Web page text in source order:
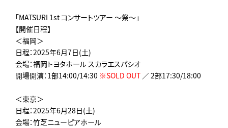
「MATSURI 1st コンサートツアー ～祭～」
【開催日程】
＜福岡＞
日程：2025年6月7日(土)
会場：福岡トヨタホール スカラエスパシオ
開場開演：1部14:00/14:30 ※SOLD OUT ／ 2部17:30/18:00
＜東京＞
日程：2025年6月28日(土)
会場：竹芝ニューピアホール